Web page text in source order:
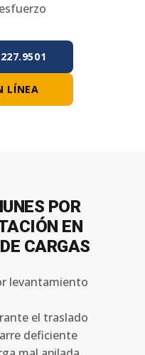
LÍNEA
POR
EN
CARGAS
levantamiento
el traslado
deficiente